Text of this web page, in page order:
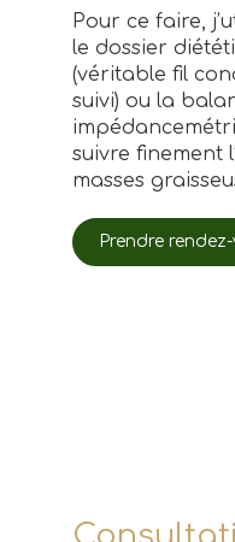
Pour ce faire,
le dossier
(véritable fil
suivi) ou la
suivre finement
masses
Prendre